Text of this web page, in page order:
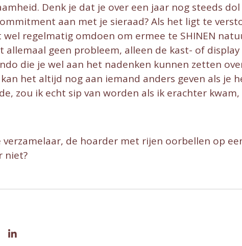
Denk je dat je over een jaar nog steeds
aan met je sieraad? Als het ligt te
regelmatig omdoen om ermee te SHINEN
allemaal geen probleem, alleen de kast- of
die je wel aan het nadenken kunnen zetten
kan het altijd nog aan iemand anders geven als
zou ik echt sip van worden als ik erachter kwam,
verzamelaar, de hoarder met rijen oorbellen op
niet?
S